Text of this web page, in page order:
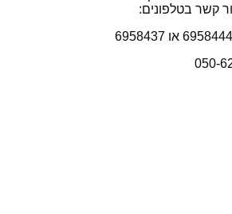
קשר בטלפונים: